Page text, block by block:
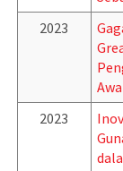
2023
2023